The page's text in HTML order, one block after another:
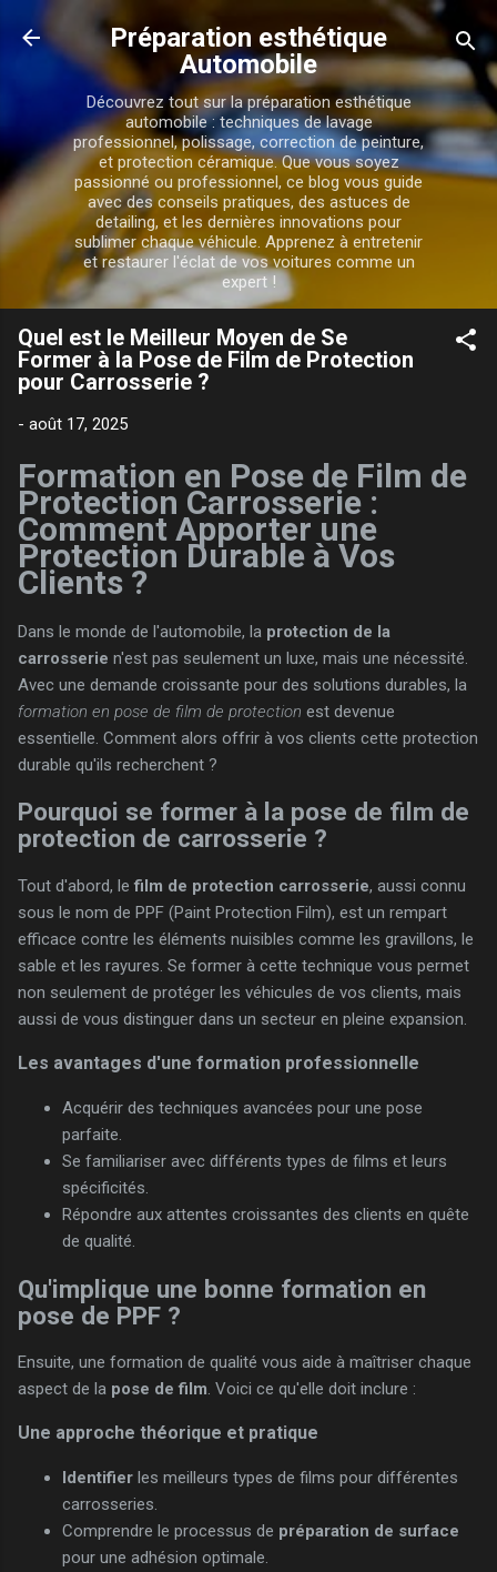
Accéder au contenu principal
Préparation esthétique
Automobile
Découvrez tout sur la préparation esthétique
automobile : techniques de lavage
professionnel, polissage, correction de peinture,
et protection céramique. Que vous soyez
passionné ou professionnel, ce blog vous guide
avec des conseils pratiques, des astuces de
detailing, et les dernières innovations pour
sublimer chaque véhicule. Apprenez à entretenir
et restaurer l'éclat de vos voitures comme un
expert !
Quel est le Meilleur Moyen de Se
Former à la Pose de Film de Protection
pour Carrosserie ?
- août 17, 2025
Formation en Pose de Film de
Protection Carrosserie :
Comment Apporter une
Protection Durable à Vos
Clients ?
Dans le monde de l'automobile, la protection de la
carrosserie n'est pas seulement un luxe, mais une nécessité.
Avec une demande croissante pour des solutions durables, la
formation en pose de film de protection est devenue
essentielle. Comment alors offrir à vos clients cette protection
durable qu'ils recherchent ?
Pourquoi se former à la pose de film de
protection de carrosserie ?
Tout d'abord, lefilm de protection carrosserie, aussi connu
sous le nom de PPF (Paint Protection Film), est un rempart
efficace contre les éléments nuisibles comme les gravillons, le
sable et les rayures. Se former à cette technique vous permet
non seulement de protéger les véhicules de vos clients, mais
aussi de vous distinguer dans un secteur en pleine expansion.
Les avantages d'une formation professionnelle
Acquérir des techniques avancées pour une pose
parfaite.
Se familiariser avec différents types de films et leurs
spécificités.
Répondre aux attentes croissantes des clients en quête
de qualité.
Qu'implique une bonne formation en
pose de PPF ?
Ensuite, une formation de qualité vous aide à maîtriser chaque
aspect de la pose de film. Voici ce qu'elle doit inclure :
Une approche théorique et pratique
Identifier les meilleurs types de films pour différentes
carrosseries.
Comprendre le processus de préparation de surface
pour une adhésion optimale.